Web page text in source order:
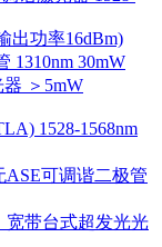
出功率16dBm)
1310nm 30mW
＞5mW
1528-1568nm
ASE可调谐二极管
宽带台式超发光光